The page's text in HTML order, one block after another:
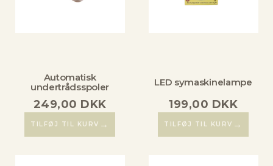
Automatisk
undertrådsspoler
249,00 DKK
TILFØJ TIL KURV →
LED symaskinelampe
199,00 DKK
TILFØJ TIL KURV →